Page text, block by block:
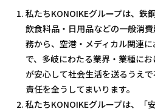
私たちKONOIKEグループは、鉄
飲食料品・日用品などの一般消
務から、空港・メディカル関連
で、多岐にわたる業界・業種に
が安心して社会生活を送るうえ
責任を全うしてまいります。
私たちKONOIKEグループは、「